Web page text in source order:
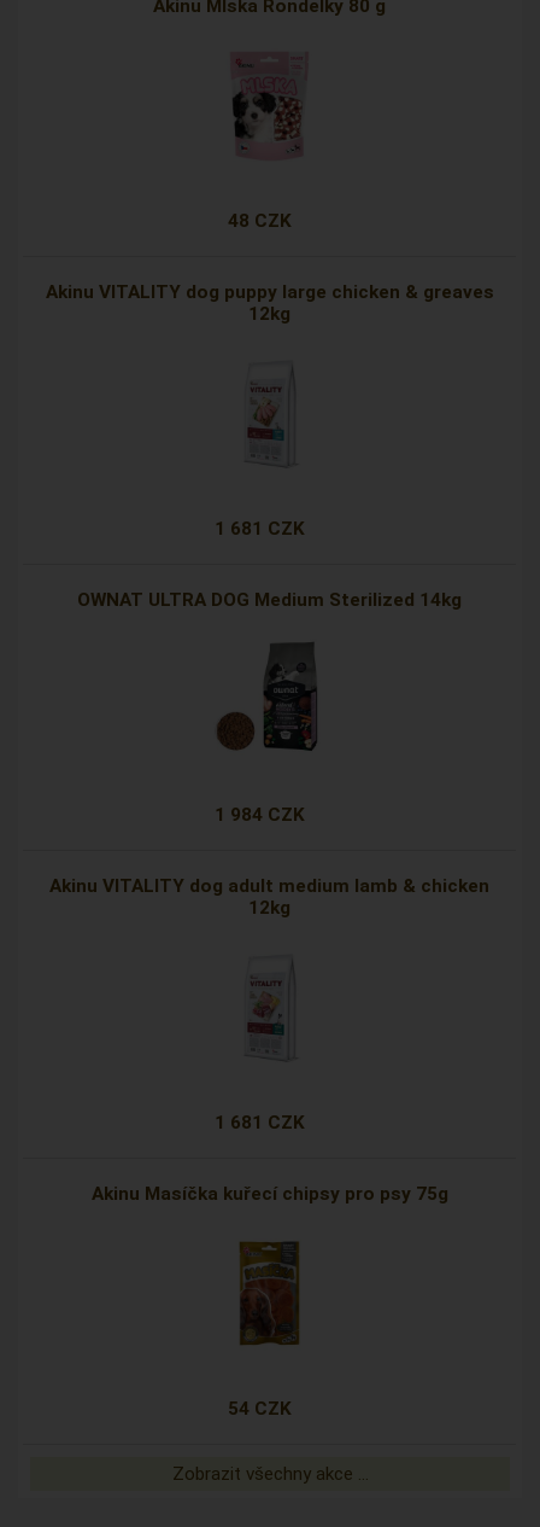
Akinu Mlska Rondelky 80 g
48 CZK
Akinu VITALITY dog puppy large chicken & greaves
12kg
1 681 CZK
OWNAT ULTRA DOG Medium Sterilized 14kg
1 984 CZK
Akinu VITALITY dog adult medium lamb & chicken
12kg
1 681 CZK
Akinu Masíčka kuřecí chipsy pro psy 75g
54 CZK
Zobrazit všechny akce ...